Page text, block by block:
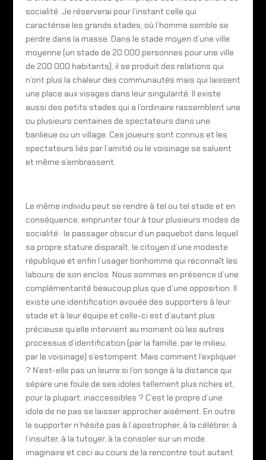
socialité. Je réserverai pour l’instant celle qui
caractérise les grands stades, où l’homme semble se
perdre dans la masse. Dans le stade moyen d’une ville
moyenne (un stade de 20 000 personnes pour une ville
de 200 000 habitants), il se produit des relations qui
n’ont plus la chaleur des communautés mais qui laissent
une place aux visages dans leur singularité. Il existe
aussi des petits stades qui a l’ordinaire rassemblent une
ou plusieurs centaines de spectateurs dans une
banlieue ou un village. Ces joueurs sont connus et les
spectateurs liés par l’amitié ou le voisinage se saluent
et même s’embrassent.
Le même individu peut se rendre à tel ou tel stade et en
conséquence, emprunter tour à tour plusieurs modes de
socialité : le passager obscur d’un paquebot dans lequel
sa propre stature disparaît, le citoyen d’une modeste
république et enfin l’usager bonhomme qui reconnaît les
labours de son enclos. Nous sommes en présence d’une
complémentarité beaucoup plus que d’une opposition. Il
existe une identification avouée des supporters à leur
stade et à leur équipe et celle-ci est d’autant plus
précieuse qu’elle intervient au moment où les autres
processus d’identification (par la famille, par le milieu,
par le voisinage) s’estompent. Mais comment l’expliquer
? N’est-elle pas un leurre si l’on songe à la distance qui
sépare une foule de ses idoles tellement plus riches et,
pour la plupart, inaccessibles ? C’est le propre d’une
idole de ne pas se laisser approcher aisément. En outre
le supporter n’hésite pas à l’apostropher, à la célébrer, à
l’insulter, à la tutoyer, à la consoler sur un mode
imaginaire et ceci au cours de la rencontre tout autant